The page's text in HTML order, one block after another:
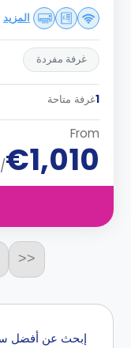
المزيد
غرفة مفردة
1غرفة متاحة
From
€1,010
/month
<<